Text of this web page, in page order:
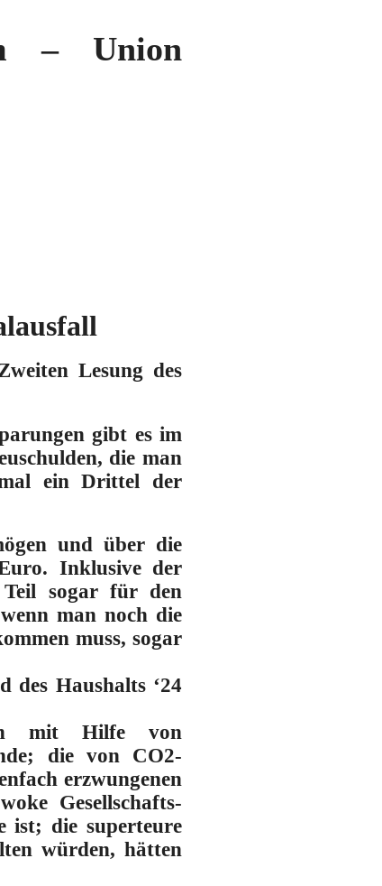
– Union
Lesung des
gibt es im
die man
ein Drittel der
und über die
Inklusive der
Teil sogar für den
man noch die
muss, sogar
des Haushalts ‘24
mit Hilfe von
die von CO2-
erzwungenen
Gesellschafts-
ist; die superteure
würden, hätten